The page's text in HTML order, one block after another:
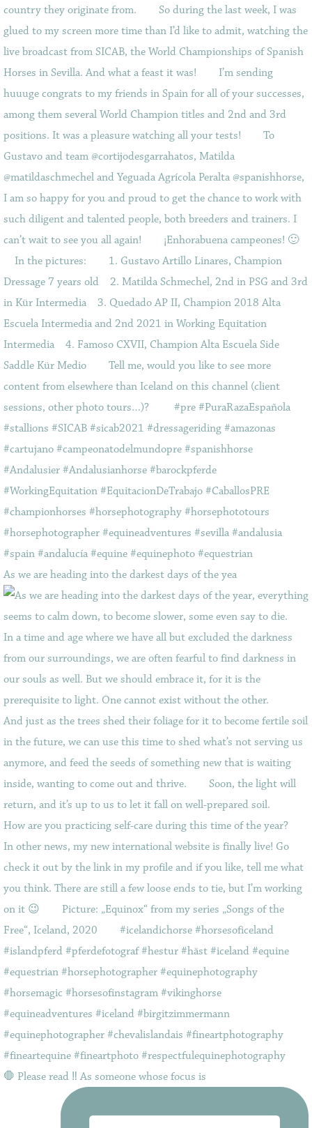
As we are heading into the darkest days of the yea
🛑 Please read ‼️ As someone whose focus is